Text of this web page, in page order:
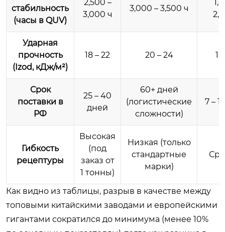
стабильность
(часы в QUV)
2,500 –
3,000 ч
3,000 – 3,500 ч
Ударная
прочность
(Izod, кДж/м²)
18 – 22 20 – 24 15
Срок
поставки в
РФ
25 – 40
дней
60+ дней
(логистические
сложности)
7 –
Гибкость
рецептуры
Высокая
(под
заказ от
1 тонны)
Низкая (только
стандартные
марки)
Как видно из таблицы, разрыв в качестве между
топовыми китайскими заводами и европейскими
гигантами сократился до минимума (менее 10%